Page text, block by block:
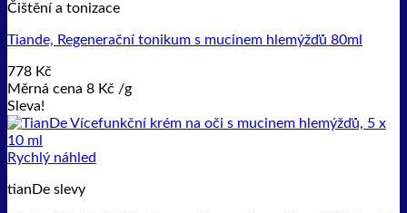
Čištění a tonizace
Tiande, Regenerační tonikum s mucinem hlemýžďů 80ml
778 Kč
Měrná cena 8 Kč /g
Sleva!
Rychlý náhled
tianDe slevy